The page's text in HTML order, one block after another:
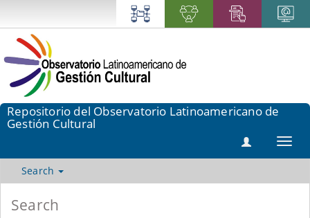
Repositorio del Observatorio Latinoamericano de
Gestión Cultural
Search
Search